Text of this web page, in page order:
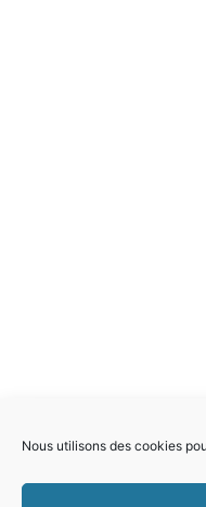
Nous utilisons des cookies